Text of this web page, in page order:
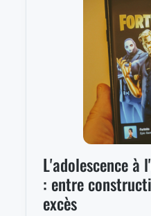
L'adolescence à
: entre
excès